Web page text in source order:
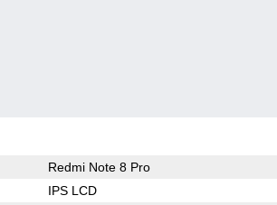
Redmi Note 8 Pro
IPS LCD